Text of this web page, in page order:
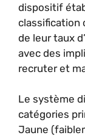
dispositif
classification
de leur taux
avec des
recruter et
Le système
catégories
Jaune